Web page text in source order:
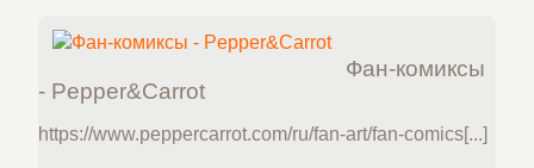
Фан-комиксы
- Pepper&Carrot
https://www.peppercarrot.com/ru/fan-art/fan-comics[...]